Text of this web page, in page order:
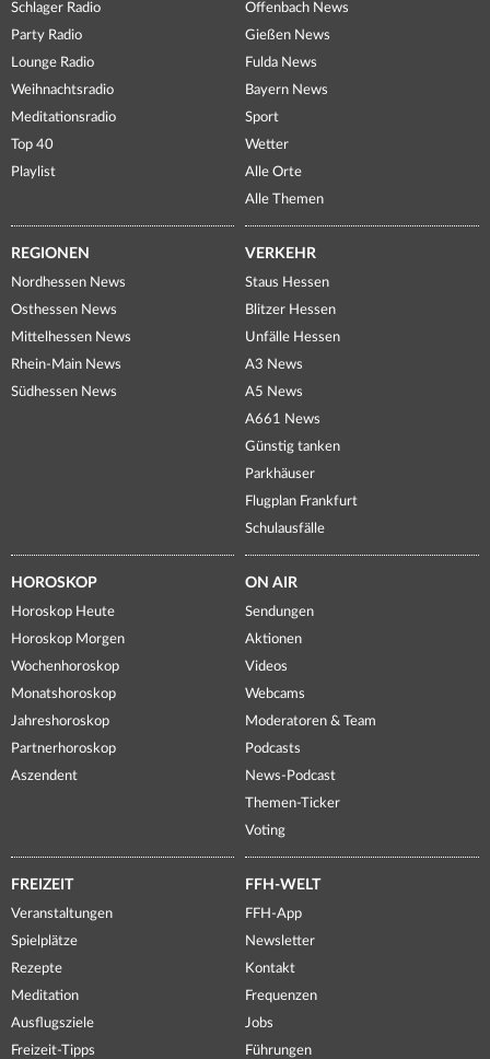
Schlager Radio
Party Radio
Lounge Radio
Weihnachtsradio
Meditationsradio
Top 40
Playlist
Offenbach News
Gießen News
Fulda News
Bayern News
Sport
Wetter
Alle Orte
Alle Themen
REGIONEN
Nordhessen News
Osthessen News
Mittelhessen News
Rhein-Main News
Südhessen News
VERKEHR
Staus Hessen
Blitzer Hessen
Unfälle Hessen
A3 News
A5 News
A661 News
Günstig tanken
Parkhäuser
Flugplan Frankfurt
Schulausfälle
HOROSKOP
Horoskop Heute
Horoskop Morgen
Wochenhoroskop
Monatshoroskop
Jahreshoroskop
Partnerhoroskop
Aszendent
ON AIR
Sendungen
Aktionen
Videos
Webcams
Moderatoren & Team
Podcasts
News-Podcast
Themen-Ticker
Voting
FREIZEIT
Veranstaltungen
Spielplätze
Rezepte
Meditation
Ausflugsziele
Freizeit-Tipps
FFH-WELT
FFH-App
Newsletter
Kontakt
Frequenzen
Jobs
Führungen